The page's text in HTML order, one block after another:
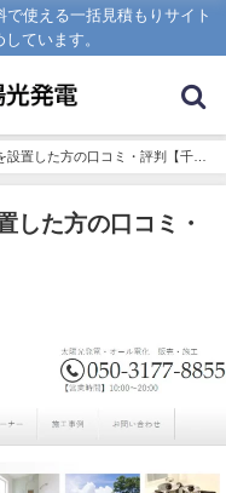
使える一括見積もりサイト
ています。
置した方の口コミ・評判【千葉
した方の口コミ・